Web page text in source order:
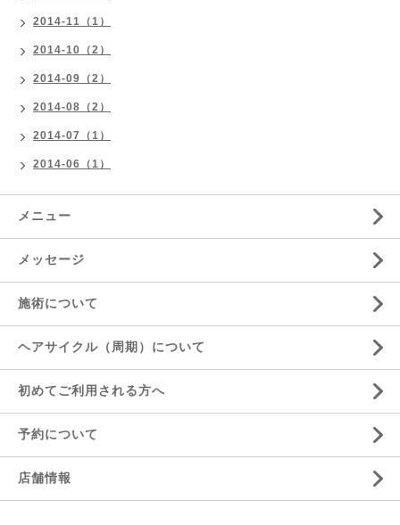
2014-11（1）
2014-10（2）
2014-09（2）
2014-08（2）
2014-07（1）
2014-06（1）
メニュー
メッセージ
施術について
ヘアサイクル（周期）について
初めてご利用される方へ
予約について
店舗情報